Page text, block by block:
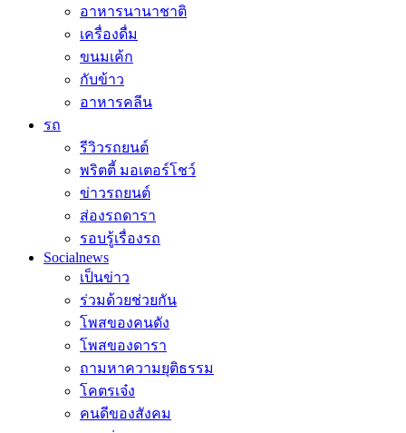
อาหารนานาชาติ
เครื่องดื่ม
ขนมเค้ก
กับข้าว
อาหารคลีน
รถ
รีวิวรถยนต์
พริตตี้ มอเตอร์โชว์
ข่าวรถยนต์
ส่องรถดารา
รอบรู้เรื่องรถ
Socialnews
เป็นข่าว
ร่วมด้วยช่วยกัน
โพสของคนดัง
โพสของดารา
ถามหาความยุติธรรม
โคตรเจ๋ง
คนดีของสังคม